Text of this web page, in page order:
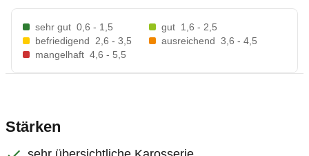
sehr gut 0,6 - 1,5 gut 1,6 - 2,5
befriedigend
2,6 - 3,5 ausreichend 3,6 - 4,5
mangelhaft 4,6 - 5,5
Stärken